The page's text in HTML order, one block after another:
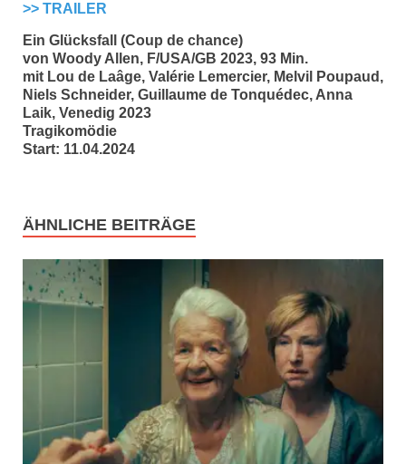
>> TRAILER
Ein Glücksfall (Coup de chance)
von Woody Allen, F/USA/GB 2023, 93 Min.
mit Lou de Laâge, Valérie Lemercier, Melvil Poupaud,
Niels Schneider, Guillaume de Tonquédec, Anna
Laik, Venedig 2023
Tragikomödie
Start: 11.04.2024
ÄHNLICHE BEITRÄGE